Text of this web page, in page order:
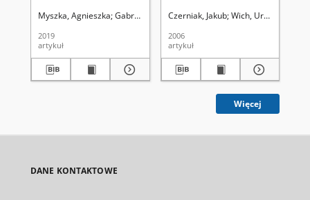
Myszka, Agnieszka Gabryś-Sławińska, Monika. Red.
2019
artykuł
Czerniak, Jakub Wich, Urszula.
2006
artykuł
Więcej
DANE KONTAKTOWE